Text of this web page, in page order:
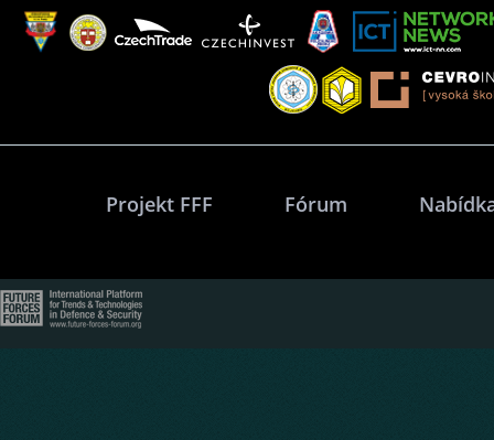
Projekt FFF Fórum